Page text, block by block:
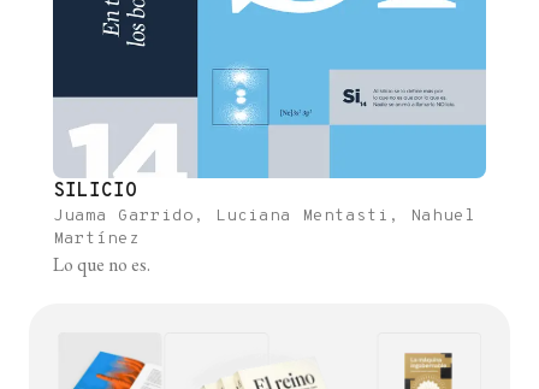
SILICIO
Juama Garrido, Luciana Mentasti, Nahuel
Martínez
Lo que no es.